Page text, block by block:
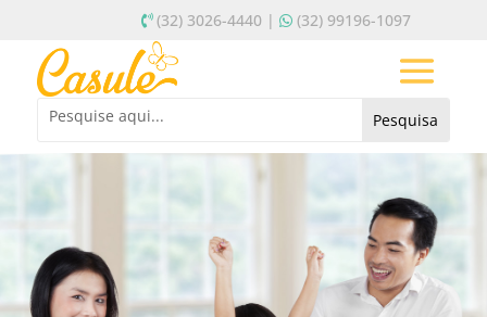
(32) 3026-4440 | (32) 99196-1097